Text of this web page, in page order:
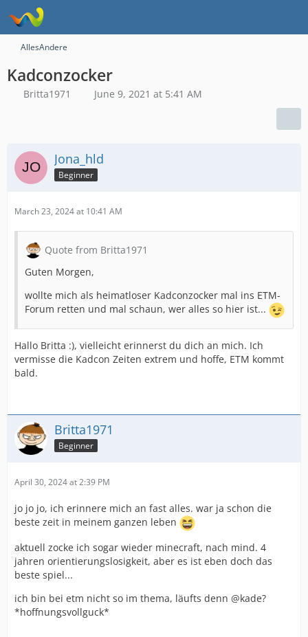
AllesAndere
Kadconzocker
Britta1971 June 9, 2021 at 5:41 AM
Jona_hld
Beginner
March 23, 2024 at 10:41 AM
Quote from Britta1971
Guten Morgen,
wollte mich als heimatloser Kadconzocker mal ins ETM-
Forum retten und mal schaun, wer alles so hier ist...
Hallo Britta :), vielleicht erinnerst du dich an mich. Ich
vermisse die Kadcon Zeiten extrem und hoffe, ETM kommt
bald.
Britta1971
Beginner
April 30, 2024 at 2:39 PM
jo jo jo, ich erinnere mich an fast alles. war ja schon die
beste zeit in meinem ganzen leben
aktuell zocke ich sogar wieder minecraft, nach mind. 4
jahren orientierungslosigkeit, aber es ist eben doch das
beste spiel...
ich bin bei etm nicht so im thema, läufts denn @kade?
*hoffnungsvollguck*